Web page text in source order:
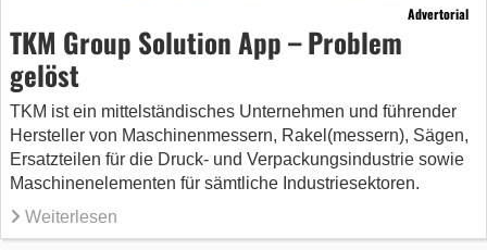
Advertorial
TKM Group Solution App – Problem
gelöst
TKM ist ein mittelständisches Unternehmen und führender
Hersteller von Maschinenmessern, Rakel(messern), Sägen,
Ersatzteilen für die Druck- und Verpackungsindustrie sowie
Maschinenelementen für sämtliche Industriesektoren.
Weiterlesen